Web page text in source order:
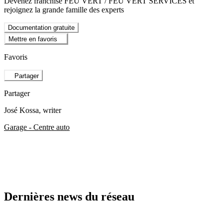
rejoignez la grande famille des experts
Documentation gratuite
Mettre en favoris
Favoris
Partager
Partager
José Kossa, writer
Garage - Centre auto
Dernières news du réseau